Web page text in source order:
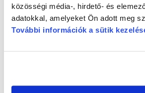
közösségi média-, hirdető- és
adatokkal, amelyeket Ön adott meg
További információk a sütik